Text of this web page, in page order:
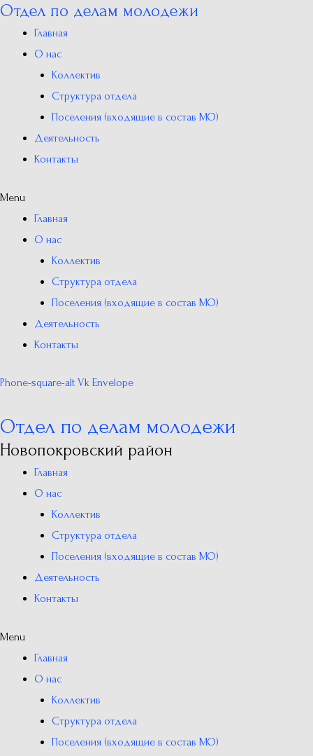
Перейти
содержимому
Отдел по делам молодежи
Главная
О нас
Коллектив
Структура отдела
Поселения (входящие в состав МО)
Деятельность
Контакты
Menu
Главная
О нас
Коллектив
Структура отдела
Поселения (входящие в состав МО)
Деятельность
Контакты
Phone-square-alt Vk Envelope
Отдел по делам молодежи
Новопокровский район
Главная
О нас
Коллектив
Структура отдела
Поселения (входящие в состав МО)
Деятельность
Контакты
Menu
Главная
О нас
Коллектив
Структура отдела
Поселения (входящие в состав МО)